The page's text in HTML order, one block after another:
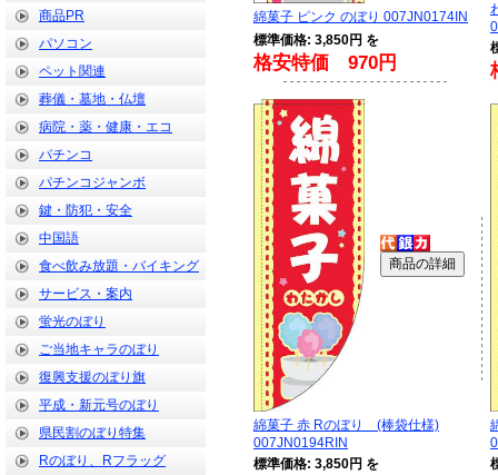
商品PR
パソコン
ペット関連
葬儀・墓地・仏壇
病院・薬・健康・エコ
パチンコ
パチンコジャンボ
鍵・防犯・安全
中国語
食べ飲み放題・バイキング
サービス・案内
蛍光のぼり
ご当地キャラのぼり
復興支援のぼり旗
平成・新元号のぼり
県民割のぼり特集
Rのぼり、Rフラッグ
綿菓子 ピンク のぼり 007JN0174IN
標準価格: 3,850円 を
格安特価 970円
綿菓子 赤 Rのぼり (棒袋仕様)
007JN0194RIN
標準価格: 3,850円 を